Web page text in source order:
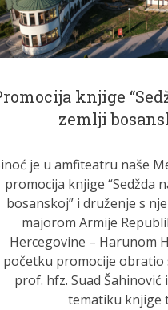
knjige
zemlji
je u amfiteatru naše
promocija knjige “Sedžda
bosanskoj” i druženje s
majorom Armije
Hercegovine – Harunom
početku promocije obratio
prof. hfz. Suad Šahinović
tematiku knjige